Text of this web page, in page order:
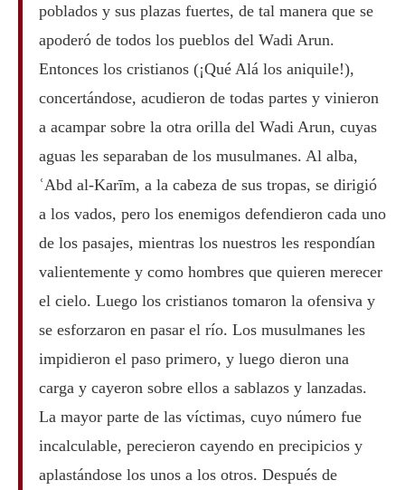
poblados y sus plazas fuertes, de tal manera que se
apoderó de todos los pueblos del Wadi Arun.
Entonces los cristianos (¡Qué Alá los aniquile!),
concertándose, acudieron de todas partes y vinieron
a acampar sobre la otra orilla del Wadi Arun, cuyas
aguas les separaban de los musulmanes. Al alba,
ʿAbd al-Karīm, a la cabeza de sus tropas, se dirigió
a los vados, pero los enemigos defendieron cada uno
de los pasajes, mientras los nuestros les respondían
valientemente y como hombres que quieren merecer
el cielo. Luego los cristianos tomaron la ofensiva y
se esforzaron en pasar el río. Los musulmanes les
impidieron el paso primero, y luego dieron una
carga y cayeron sobre ellos a sablazos y lanzadas.
La mayor parte de las víctimas, cuyo número fue
incalculable, perecieron cayendo en precipicios y
aplastándose los unos a los otros. Después de